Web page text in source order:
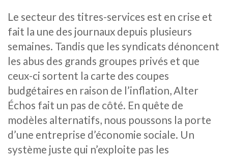
Le secteur des titres-services est en crise et
fait la une des journaux depuis plusieurs
semaines. Tandis que les syndicats dénoncent
les abus des grands groupes privés et que
ceux-ci sortent la carte des coupes
budgétaires en raison de l’inflation, Alter
Échos fait un pas de côté. En quête de
modèles alternatifs, nous poussons la porte
d’une entreprise d’économie sociale. Un
système juste qui n’exploite pas les